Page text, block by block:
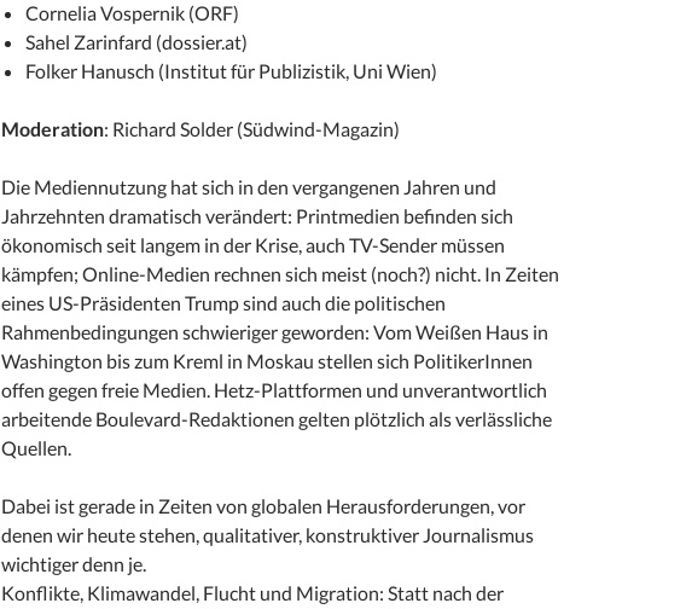
Cornelia Vospernik (ORF)
Sahel Zarinfard (dossier.at)
Folker Hanusch (Institut für Publizistik, Uni Wien)
Moderation: Richard Solder (Südwind-Magazin)
Die Mediennutzung hat sich in den vergangenen Jahren und
Jahrzehnten dramatisch verändert: Printmedien befinden sich
ökonomisch seit langem in der Krise, auch TV-Sender müssen
kämpfen; Online-Medien rechnen sich meist (noch?) nicht. In Zeiten
eines US-Präsidenten Trump sind auch die politischen
Rahmenbedingungen schwieriger geworden: Vom Weißen Haus in
Washington bis zum Kreml in Moskau stellen sich PolitikerInnen
offen gegen freie Medien. Hetz-Plattformen und unverantwortlich
arbeitende Boulevard-Redaktionen gelten plötzlich als verlässliche
Quellen.
Dabei ist gerade in Zeiten von globalen Herausforderungen, vor
denen wir heute stehen, qualitativer, konstruktiver Journalismus
wichtiger denn je.
Konflikte, Klimawandel, Flucht und Migration: Statt nach der